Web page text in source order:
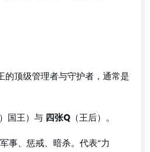
的顶级管理者与守护者，通常是
国王）与 四张Q （王后）。
事、惩戒、暗杀。代表“力